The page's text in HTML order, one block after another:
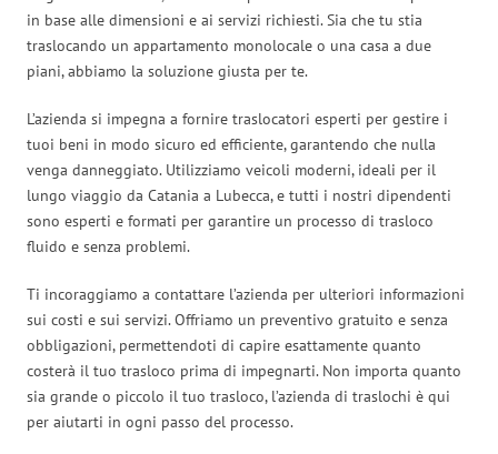
in base alle dimensioni e ai servizi richiesti. Sia che tu stia
traslocando un appartamento monolocale o una casa a due
piani, abbiamo la soluzione giusta per te.
L’azienda si impegna a fornire traslocatori esperti per gestire i
tuoi beni in modo sicuro ed efficiente, garantendo che nulla
venga danneggiato. Utilizziamo veicoli moderni, ideali per il
lungo viaggio da Catania a Lubecca, e tutti i nostri dipendenti
sono esperti e formati per garantire un processo di trasloco
fluido e senza problemi.
Ti incoraggiamo a contattare l’azienda per ulteriori informazioni
sui costi e sui servizi. Offriamo un preventivo gratuito e senza
obbligazioni, permettendoti di capire esattamente quanto
costerà il tuo trasloco prima di impegnarti. Non importa quanto
sia grande o piccolo il tuo trasloco, l’azienda di traslochi è qui
per aiutarti in ogni passo del processo.